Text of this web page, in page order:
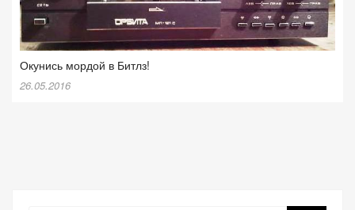
Окунись мордой в Битлз!
26.05.2016